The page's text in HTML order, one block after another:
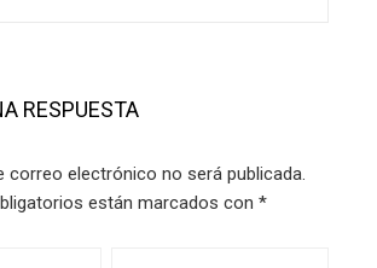
RESPUESTA
correo electrónico no será publicada.
están marcados con *